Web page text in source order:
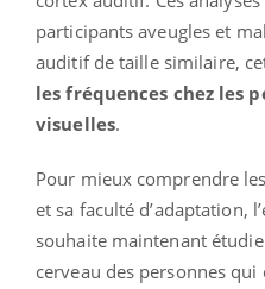
participants aveugles et
auditif de taille similaire,
les fréquences chez les
visuelles.
Pour mieux comprendre
et sa faculté d’adaptation,
souhaite maintenant
cerveau des personnes